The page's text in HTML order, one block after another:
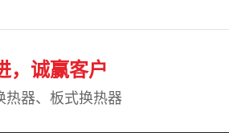
，诚赢客户
热器、板式换热器